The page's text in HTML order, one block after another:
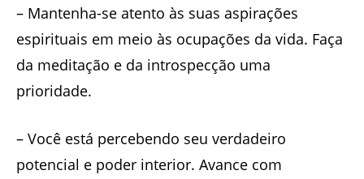
– Mantenha-se atento às suas aspirações
espirituais em meio às ocupações da vida. Faça
da meditação e da introspecção uma
prioridade.
– Você está percebendo seu verdadeiro
potencial e poder interior. Avance com